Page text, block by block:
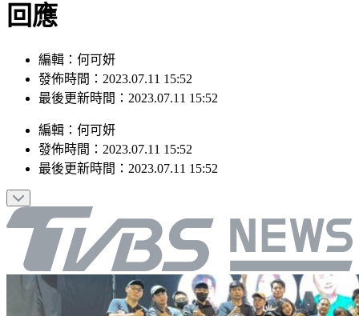
回應
編輯：何可妍
發佈時間：2023.07.11 15:52
最後更新時間：2023.07.11 15:52
編輯 ： 何可妍
發佈時間： 2023.07.11 15:52
最後更新時間： 2023.07.11 15:52